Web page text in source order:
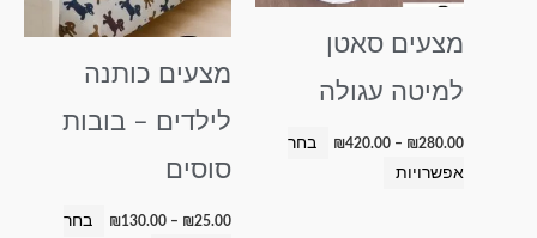
מצעים סאטן
למיטה עגולה
₪280.00
–
₪420.00
בחר
אפשרויות
לבחור
האפשרויות
בעמוד
מצעים כותנה
לילדים – בובות
סוסים
₪25.00
–
₪130.00
בחר
ניתן
את
בעמוד